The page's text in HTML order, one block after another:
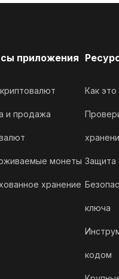
приложения
и продажа
монеты
хранение
Как
Защита
ключа
кодом